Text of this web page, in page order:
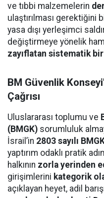
ve tıbbi malzemelerin
ulaştırılması gerektiğini
yasa dışı yerleşimci
değiştirmeye yönelik
zayıflatan sistematik
BM Güvenlik
Çağrısı
Uluslararası toplumu ve
(BMGK) sorumluluk
İsrail’in 2803 sayılı
yaptırım odaklı pratik
halkının zorla yerinden
girişimlerini kategorik
açıklayan heyet, adil